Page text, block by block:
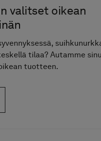
valitset oikean
tilaa? Autamme
tuotteen.